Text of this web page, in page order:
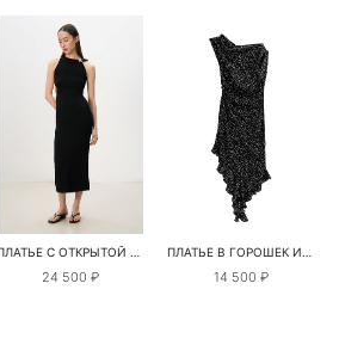
ПЛАТЬЕ С ОТКРЫТОЙ СПИНОЙ И ПЕРЕМЫЧКОЙ
24 500 ₽
ПЛАТЬЕ В ГОРОШЕК ИЗ КРЕПОВОЙ ВИСКОЗЫ
14 500 ₽